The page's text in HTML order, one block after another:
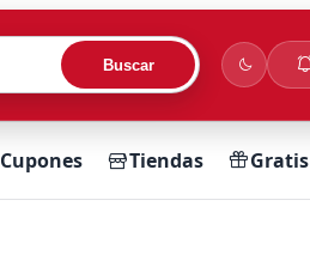
Buscar
Cupones Tiendas Gratis